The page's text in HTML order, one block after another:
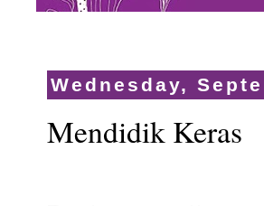
Wednesday,
Mendidik Keras